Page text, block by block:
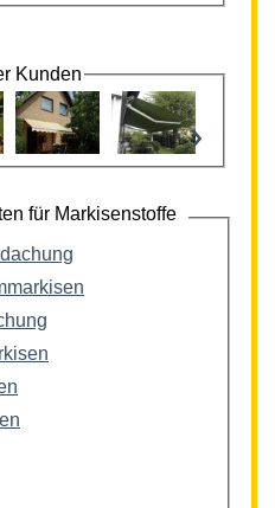
Kunden
›
für Markisenstoffe